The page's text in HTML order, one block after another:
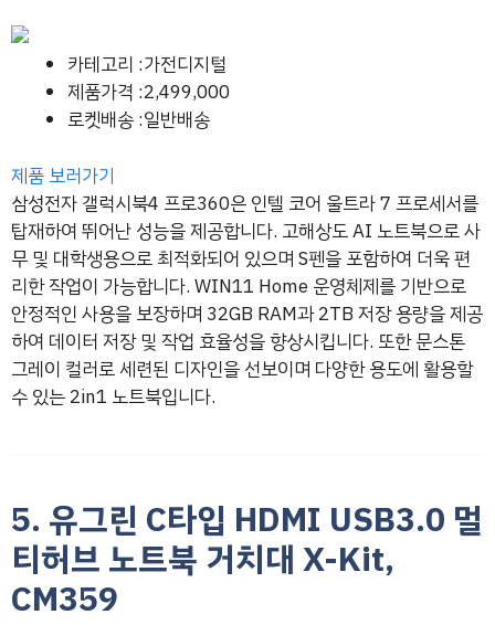
카테고리 :가전디지털
제품가격 :2,499,000
로켓배송 :일반배송
제품 보러가기
삼성전자 갤럭시북4 프로360은 인텔 코어 울트라 7 프로세서를
탑재하여 뛰어난 성능을 제공합니다. 고해상도 AI 노트북으로 사
무 및 대학생용으로 최적화되어 있으며 S펜을 포함하여 더욱 편
리한 작업이 가능합니다. WIN11 Home 운영체제를 기반으로
안정적인 사용을 보장하며 32GB RAM과 2TB 저장 용량을 제공
하여 데이터 저장 및 작업 효율성을 향상시킵니다. 또한 문스톤
그레이 컬러로 세련된 디자인을 선보이며 다양한 용도에 활용할
수 있는 2in1 노트북입니다.
5. 유그린 C타입 HDMI USB3.0 멀
티허브 노트북 거치대 X-Kit,
CM359